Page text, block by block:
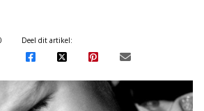
Deel dit artikel: